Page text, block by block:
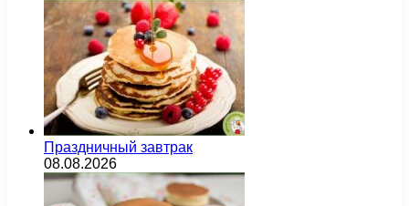
Праздничный завтрак
08.08.2026